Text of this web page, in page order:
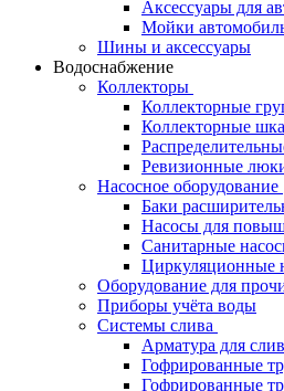
Аксессуары для
Мойки
Шины и аксессуары
Водоснабжение
Коллекторы
Коллекторные
Коллекторные
Ревизионные
Насосное оборудование
Баки
Насосы для
Санитарные
Циркуляционные
Оборудование для
Приборы учёта воды
Системы слива
Арматура для
Гофрированные
Гофрированные